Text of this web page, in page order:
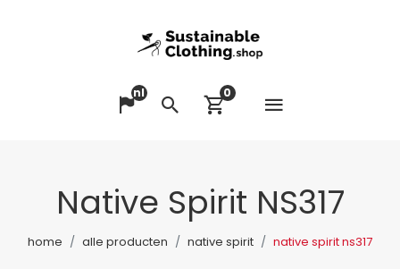
Taal veranderen
nl
ZoekenWinkelwagen
0
Native Spirit NS317
home alle producten native spirit native spirit ns317